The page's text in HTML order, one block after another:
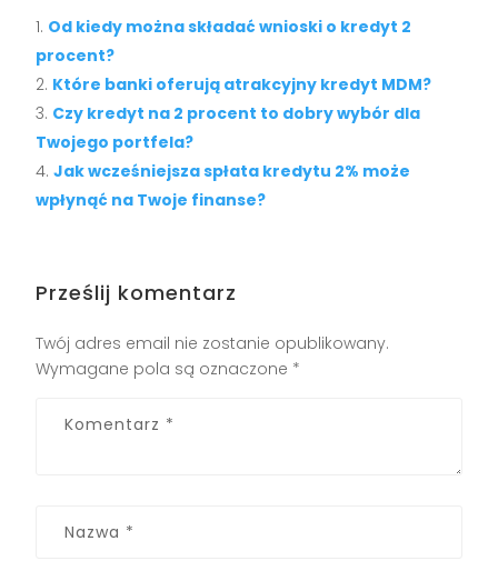
Od kiedy można składać wnioski o kredyt 2
procent?
Które banki oferują atrakcyjny kredyt MDM?
Czy kredyt na 2 procent to dobry wybór dla
Twojego portfela?
Jak wcześniejsza spłata kredytu 2% może
wpłynąć na Twoje finanse?
Prześlij komentarz
Twój adres email nie zostanie opublikowany.
Wymagane pola są oznaczone *